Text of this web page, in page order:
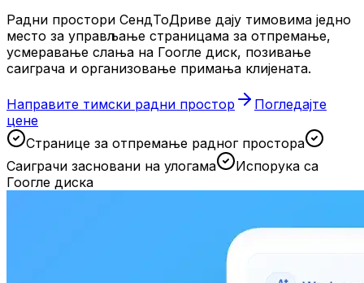
Радни простори СендТоДриве дају тимовима једно
место за управљање страницама за отпремање,
усмеравање слања на Гоогле диск, позивање
саиграча и организовање примања клијената.
Направите тимски радни простор
Погледајте
цене
Странице за отпремање радног простора
Саиграчи засновани на улогама
Испорука са
Гоогле диска